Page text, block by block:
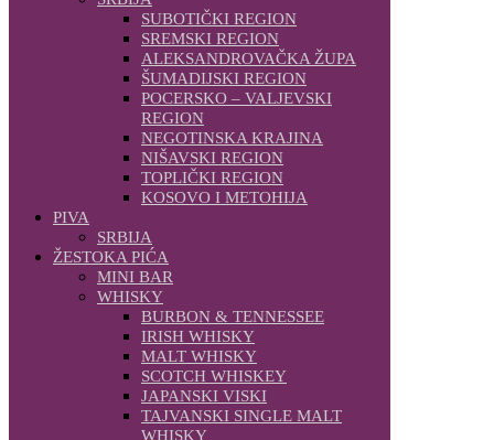
SUBOTIČKI REGION
SREMSKI REGION
ALEKSANDROVAČKA ŽUPA
ŠUMADIJSKI REGION
POCERSKO – VALJEVSKI
REGION
NEGOTINSKA KRAJINA
NIŠAVSKI REGION
TOPLIČKI REGION
KOSOVO I METOHIJA
PIVA
SRBIJA
ŽESTOKA PIĆA
MINI BAR
WHISKY
BURBON & TENNESSEE
IRISH WHISKY
MALT WHISKY
SCOTCH WHISKEY
JAPANSKI VISKI
TAJVANSKI SINGLE MALT
WHISKY